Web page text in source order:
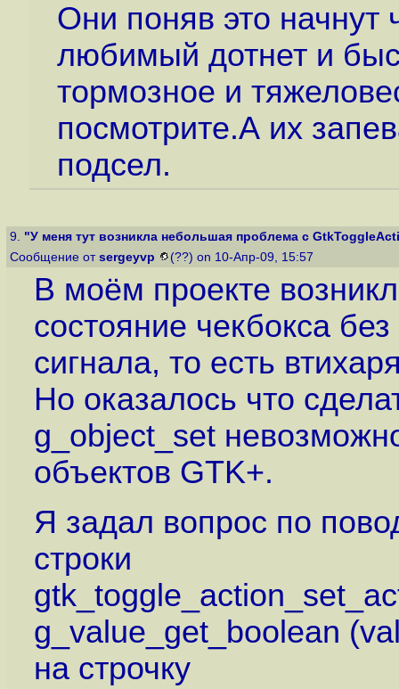
Они поняв это начнут
любимый дотнет и
тормозное и
посмотрите.А их
подсел.
9. "У меня тут возникла небольшая проблема с
Сообщение от sergeyvp (??) on 10-Апр-09, 15:57
В моём проекте
состояние чекбокса
сигнала, то есть
Но оказалось что
g_object_set
объектов GTK+.
Я задал вопрос по
строки
g_value_get_boolean
на строчку